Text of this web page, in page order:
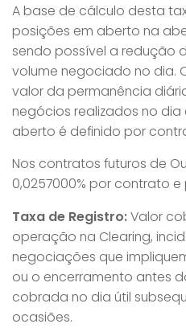
A base de cálculo desta
posições em aberto na
sendo possível a redução
volume negociado no dia.
valor da permanência
negócios realizados no
aberto é definido por
Nos contratos futuros de
0,0257000% por contrato e
Taxa de Registro:Valor
operação na Clearing,
negociações que
ou o encerramento antes
cobrada no dia útil
ocasiões.